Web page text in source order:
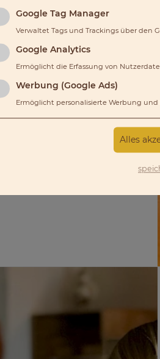
verschiedene
Budget:
Kurse vor Ort
kann, blätter
Google Tag Manager
Verwaltet Tags und Trackings über den
Google Analytics
Ermöglicht die Erfassung von
Werbung (Google Ads)
Ermöglicht personalisierte Werbung
Alles